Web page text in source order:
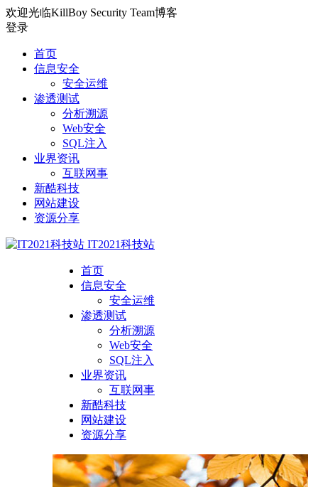
欢迎光临KillBoy Security Team博客
登录
首页
信息安全
安全运维
渗透测试
分析溯源
Web安全
SQL注入
业界资讯
互联网事
新酷科技
网站建设
资源分享
IT2021科技站
首页
信息安全
安全运维
渗透测试
分析溯源
Web安全
SQL注入
业界资讯
互联网事
新酷科技
网站建设
资源分享